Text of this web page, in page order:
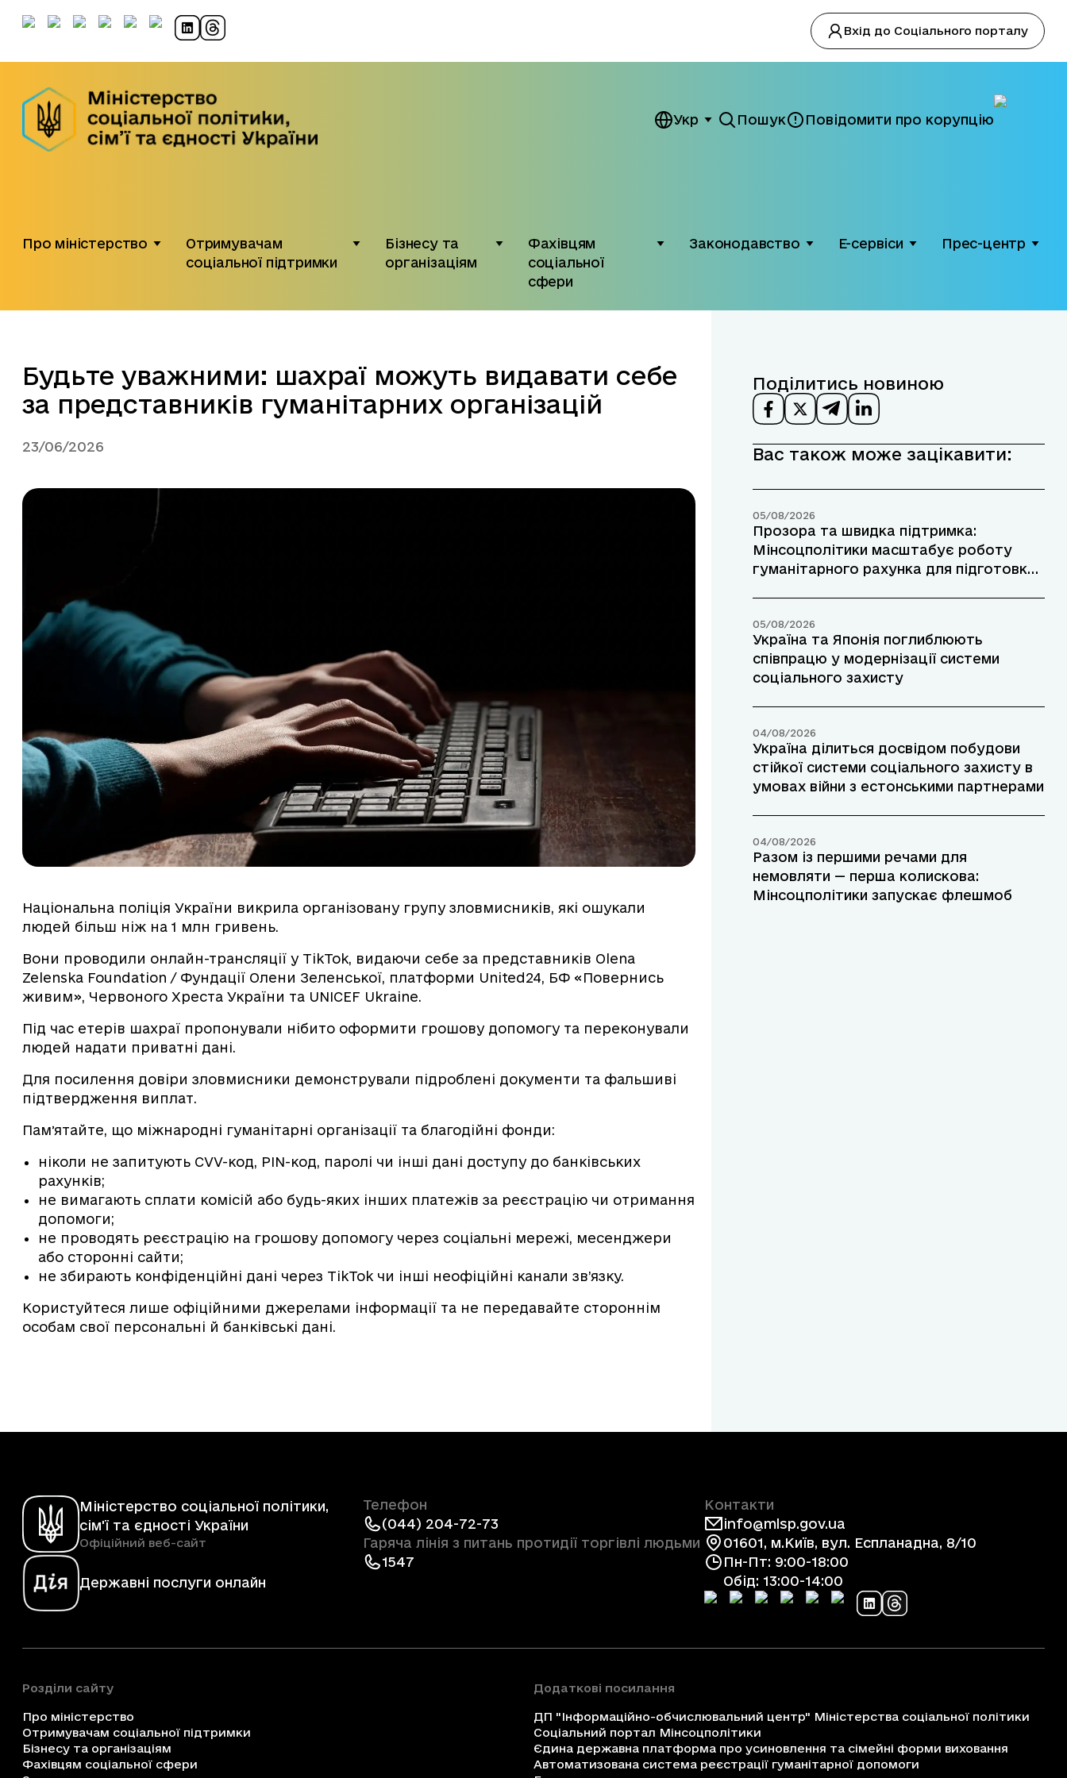
Вхід до Соціального порталу
Укр Пошук Повідомити про корупцію
Про міністерство
Отримувачам
соціальної підтримки
Бізнесу та
організаціям
Фахівцям
соціальної
сфери
Законодавство Е-сервіси Прес-центр
Будьте уважними: шахраї можуть видавати себе
за представників гуманітарних організацій
23/06/2026
Національна поліція України викрила організовану групу зловмисників, які ошукали
людей більш ніж на 1 млн гривень.
Вони проводили онлайн-трансляції у TikTok, видаючи себе за представників Olena
Zelenska Foundation / Фундації Олени Зеленської, платформи United24, БФ «Повернись
живим», Червоного Хреста України та UNICEF Ukraine.
Під час етерів шахраї пропонували нібито оформити грошову допомогу та переконували
людей надати приватні дані.
Для посилення довіри зловмисники демонстрували підроблені документи та фальшиві
підтвердження виплат.
Памʼятайте, що міжнародні гуманітарні організації та благодійні фонди:
ніколи не запитують CVV-код, PIN-код, паролі чи інші дані доступу до банківських
рахунків;
не вимагають сплати комісій або будь-яких інших платежів за реєстрацію чи отримання
допомоги;
не проводять реєстрацію на грошову допомогу через соціальні мережі, месенджери
або сторонні сайти;
не збирають конфіденційні дані через TikTok чи інші неофіційні канали зв’язку.
Користуйтеся лише офіційними джерелами інформації та не передавайте стороннім
особам свої персональні й банківські дані.
Поділитись новиною
Вас також може зацікавити:
05/08/2026
Прозора та швидка підтримка:
Мінсоцполітики масштабує роботу
гуманітарного рахунка для підготовки
05/08/2026
Україна та Японія поглиблюють
співпрацю у модернізації системи
соціального захисту
04/08/2026
Україна ділиться досвідом побудови
стійкої системи соціального захисту в
умовах війни з естонськими партнерами
04/08/2026
Разом із першими речами для
немовляти — перша колискова:
Мінсоцполітики запускає флешмоб
Міністерство соціальної політики,
сім'ї та єдності України
Офіційний веб-сайт
Державні послуги онлайн
Телефон
(044) 204-72-73
Гаряча лінія з питань протидії торгівлі людьми
1547
Контакти
info@mlsp.gov.ua
01601, м.Київ, вул. Еспланадна, 8/10
Пн-Пт: 9:00-18:00
Обід: 13:00-14:00
Розділи сайту
Про міністерство
Отримувачам соціальної підтримки
Бізнесу та організаціям
Фахівцям соціальної сфери
Додаткові посилання
ДП "Інформаційно-обчислювальний центр" Міністерства соціальної політики
Соціальний портал Мінсоцполітики
Єдина державна платформа про усиновлення та сімейні форми виховання
Автоматизована система реєстрації гуманітарної допомоги